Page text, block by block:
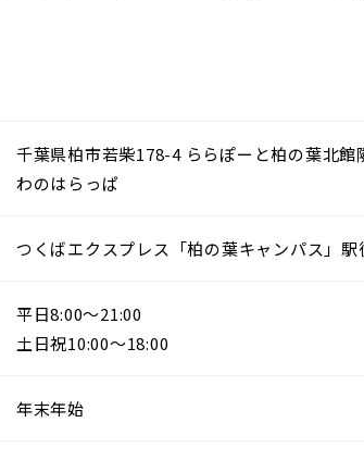
千葉県柏市若柴178-4 ららぽーと柏の葉北館
わのはらっぱ
つくばエクスプレス「柏の葉キャンパス」駅
平日8:00〜21:00
土日祝10:00〜18:00
年末年始